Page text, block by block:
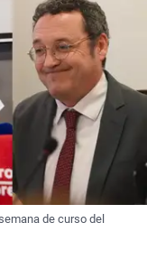
de curso del